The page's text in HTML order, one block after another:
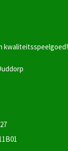
kwaliteitsspeelgoed!